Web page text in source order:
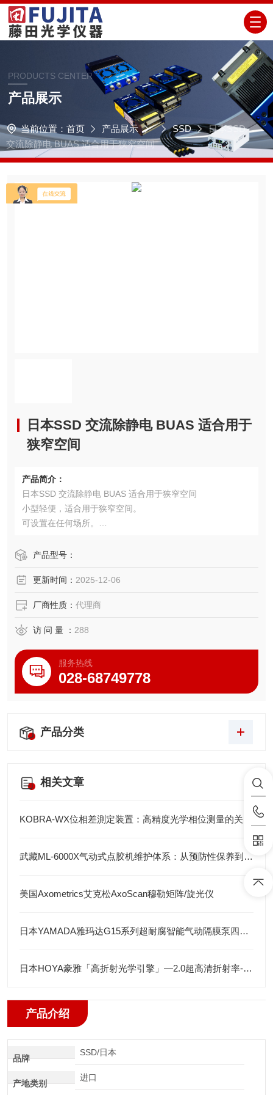
PRODUCTS CENTER
产品展示
当前位置： 首页 产品展示 SSD
日本SSD
交流除静电 BUAS 适合用于狭窄空间
日本SSD 交流除静电 BUAS 适合用于
狭窄空间
产品简介：
日本SSD 交流除静电 BUAS 适合用于狭窄空间
小型轻便，适合用于狭窄空间。
可设置在任何场所。
产品型号：
更新时间： 2025-12-06
厂商性质： 代理商
访 问 量 ： 288
服务热线
028-68749778
产品分类
相关文章
武藏ML-6000X气动式点胶机维护体系：从预防性保养到智能运维
美国Axometrics艾克松AxoScan穆勒矩阵/旋光仪
日本YAMADA雅玛达G15系列超耐腐智能气动隔膜泵四川代理店
日本HOYA豪雅「高折射光学引擎」—2.0超高清折射率-总代理藤田光学
产品介绍
品牌
SSD/日本
产地类别
进口